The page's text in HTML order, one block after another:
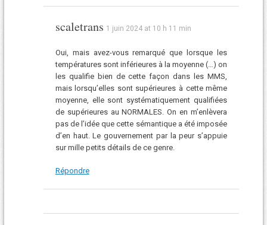
scaletrans 1 juin 2024 at 10 h 11 min
Oui, mais avez-vous remarqué que lorsque les
températures sont inférieures à la moyenne (…) on
les qualifie bien de cette façon dans les MMS,
mais lorsqu’elles sont supérieures à cette même
moyenne, elle sont systématiquement qualifiées
de supérieures au NORMALES. On en m’enlèvera
pas de l’idée que cette sémantique a été imposée
d’en haut. Le gouvernement par la peur s’appuie
sur mille petits détails de ce genre.
Répondre